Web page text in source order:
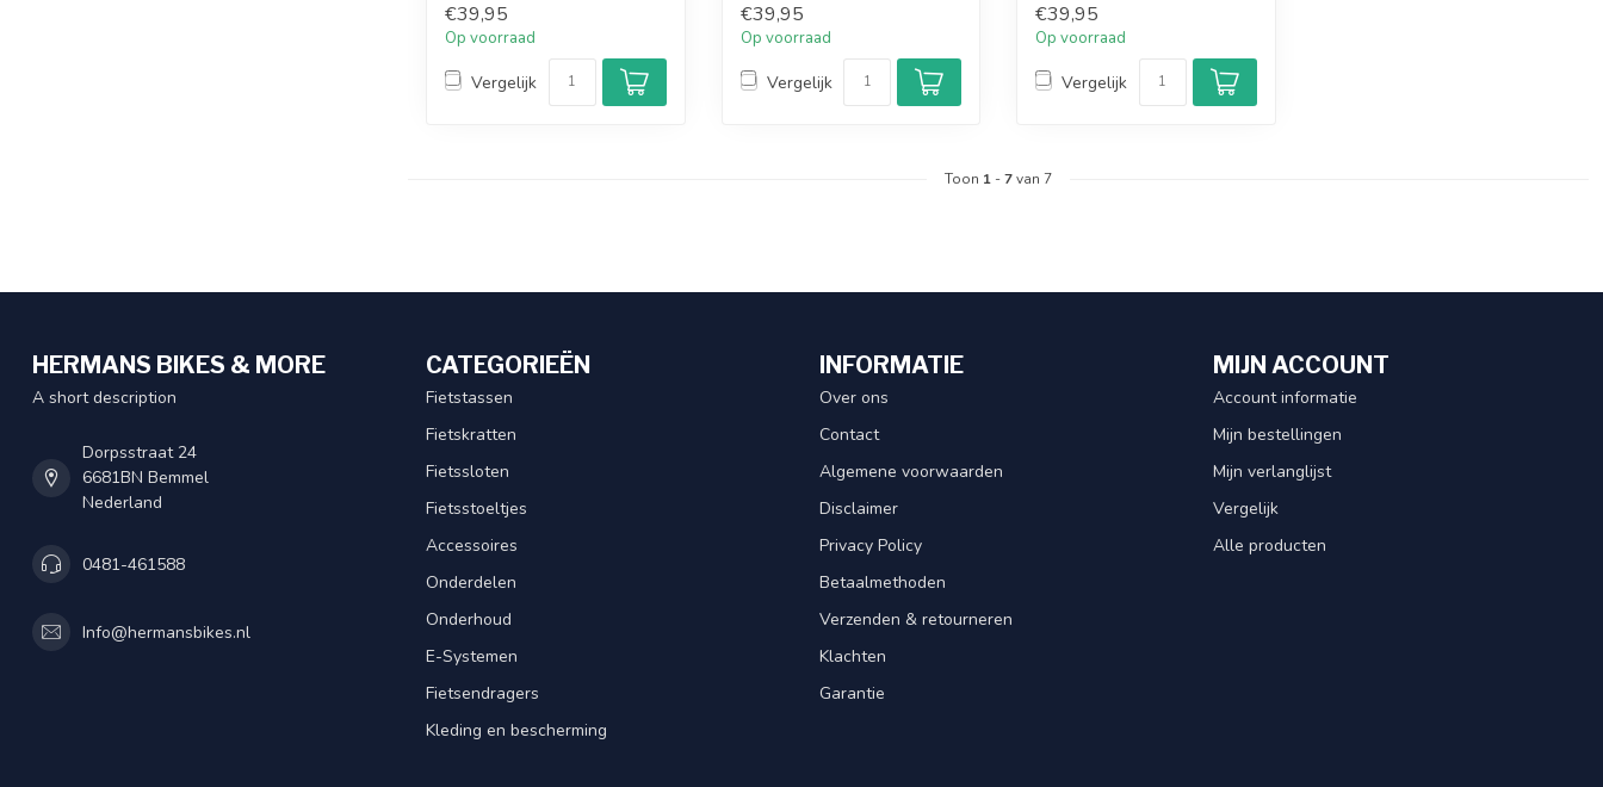
€39,95
Op voorraad
Vergelijk
€39,95
Op voorraad
Vergelijk
€39,95
Op voorraad
Vergelijk
Toon 1 -7van 7
HERMANS BIKES & MORE
A short description
Dorpsstraat 24
6681BN Bemmel
Nederland
0481-461588
Info@hermansbikes.nl
CATEGORIEËN
Fietstassen
Fietskratten
Fietssloten
Fietsstoeltjes
Accessoires
Onderdelen
Onderhoud
E-Systemen
Fietsendragers
Kleding en bescherming
INFORMATIE
Over ons
Contact
Algemene voorwaarden
Disclaimer
Privacy Policy
Betaalmethoden
Verzenden & retourneren
Klachten
Garantie
MIJN ACCOUNT
Account informatie
Mijn bestellingen
Mijn verlanglijst
Vergelijk
Alle producten